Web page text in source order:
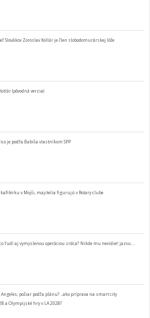
Slovákov Zoroslav Kollár je člen slobodomurárskej lóže
(pôvodná verzia)
je podľa Babiša vlastníkom SPP
kafilérku v Mojši, majitelia figurujú v Rotary clube
ľudí aj vymyslenou operáciou srdca? Nikde mu nevidieť jazvu…
Angeles, požiar podľa plánu? ..ako príprava na smart city
a Olympijské hry v LA 2028?